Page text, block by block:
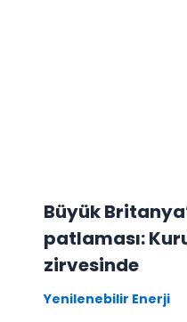
Büyük
patlaması:
zirvesinde
Yenilenebilir Enerji